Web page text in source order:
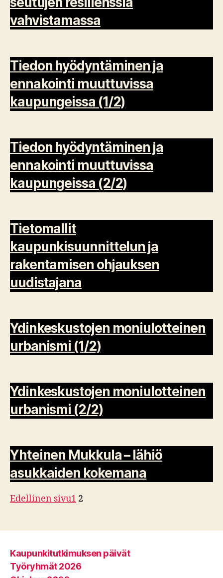
vahvistamassa
Tiedon hyödyntäminen ja
ennakointi muuttuvissa
kaupungeissa (1/2)
Tiedon hyödyntäminen ja
ennakointi muuttuvissa
kaupungeissa (2/2)
Tietomallit
kaupunkisuunnittelun ja
rakentamisen ohjauksen
uudistajana
Ydinkeskustojen moniulotteinen
urbanismi (1/2)
Ydinkeskustojen moniulotteinen
urbanismi (2/2)
Yhteinen Mukkula – lähiö
asukkaiden kokemana
Edellinen sivu1 2
Kaupunkitutkimuksen päivät
Työryhmät 2026